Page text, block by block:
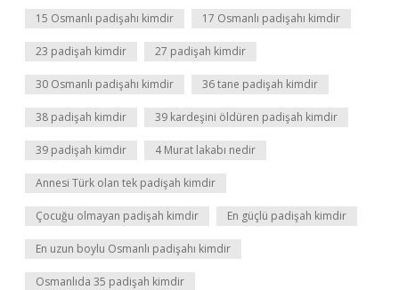
15 Osmanlı padişahı kimdir 17 Osmanlı padişahı kimdir
23 padişah kimdir 27 padişah kimdir
30 Osmanlı padişahı kimdir 36 tane padişah kimdir
38 padişah kimdir 39 kardeşini öldüren padişah kimdir
39 padişah kimdir 4 Murat lakabı nedir
Annesi Türk olan tek padişah kimdir
Çocuğu olmayan padişah kimdir En güçlü padişah kimdir
En uzun boylu Osmanlı padişahı kimdir
Osmanlıda 35 padişah kimdir